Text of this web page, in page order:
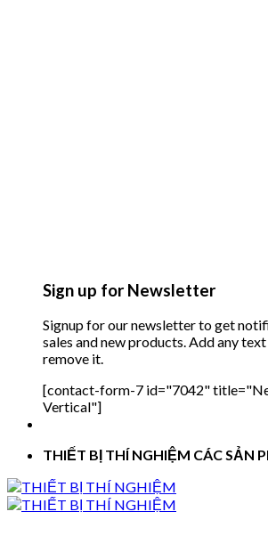
Sign up for Newsletter
Signup for our newsletter to get
sales and new products. Add any
remove it.
[contact-form-7 id="7042"
Vertical"]
THIẾT BỊ THÍ NGHIỆM CÁC SẢN